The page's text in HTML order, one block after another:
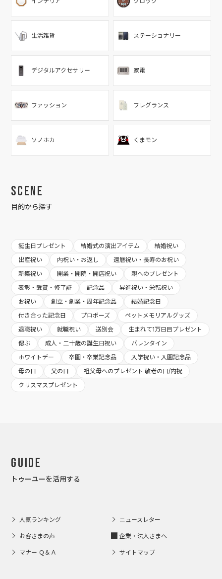
生活雑貨 ステーショナリー
デジタルアクセサリー 家電
ファッション フレグランス
ソノホカ くまモン
Scene
目的から探す
誕生日プレゼント 結婚式の演出アイテム
結婚祝い
出産祝い
内祝い・お返し
還暦祝い・長寿のお祝い
新築祝い
開業・開院・開店祝い
親へのプレゼント
表彰・受賞・修了証
記念品
昇進祝い・栄転祝い
お祝い
創立・創業・周年記念品
結婚記念日
付き合った記念日
プロポーズ
ペットメモリアルグッズ
退職祝い
就職祝い 送別会
生まれて1万日目プレゼント
偲ぶ
成人・二十歳の誕生日祝い
バレンタイン
ホワイトデー
卒園・卒業記念品
入学祝い・入園記念品
母の日
父の日
祖父母へのプレゼント 敬老の日/内祝
クリスマスプレゼント
Guide
トゥーユーを活用する
人気ランキング ニュースレター
お客さまの声 企業・法人さまへ
マナー Ｑ＆Ａ サイトマップ